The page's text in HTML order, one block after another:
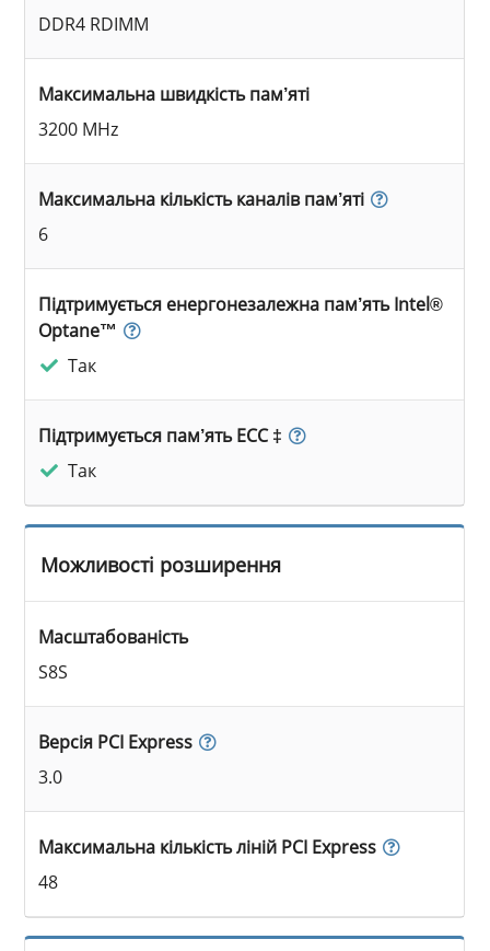
DDR4 RDIMM
Максимальна швидкість пам’яті
3200 MHz
Максимальна кількість каналів пам’яті
6
Підтримується енергонезалежна пам’ять Intel®
Optane™
Так
Підтримується пам’ять ECC ‡
Так
Можливості розширення
Масштабованість
S8S
Версія PCI Express
3.0
Максимальна кількість ліній PCI Express
48